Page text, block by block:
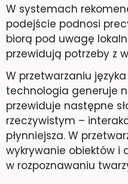
W systemach
podejście podnosi
biorą pod uwagę
przewidują potrzeby z
W przetwarzaniu
technologia generuje
przewiduje następne
rzeczywistym –
płynniejsza. W
wykrywanie obiektów i
w rozpoznawaniu